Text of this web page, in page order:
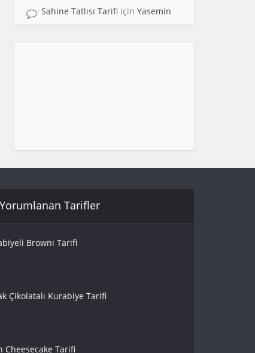
Sahine Tatlısı Tarifi için Yasemin
Tarifler
Browni Tarifi
Çikolatalı Kurabiye Tarifi
Cheesecake Tarifi